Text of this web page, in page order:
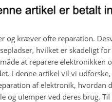
og kræver ofte reparation.
hvilket er skadeligt
at reparere elektronikken
I denne artikel vil vi
af elektronik, hvordan
og ulemper ved deres brug.